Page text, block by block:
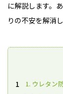
に解説します。
りの不安を解消
1
1. ウレタン